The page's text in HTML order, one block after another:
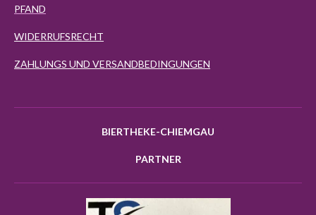
PFAND
WIDERRUFSRECHT
ZAHLUNGS UND VERSANDBEDINGUNGEN
BIERTHEKE-CHIEMGAU
PARTNER